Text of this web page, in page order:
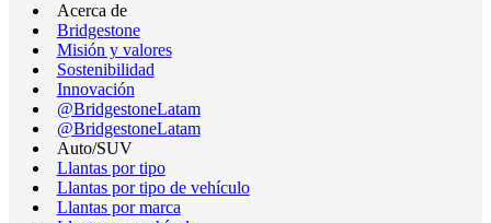
Acerca de
Bridgestone
Misión y valores
Sostenibilidad
Innovación
@BridgestoneLatam
@BridgestoneLatam
Auto/SUV
Llantas por tipo
Llantas por tipo de vehículo
Llantas por marca